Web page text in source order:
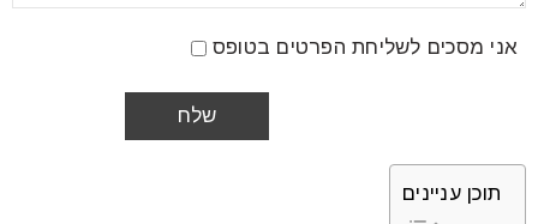
אני מסכים לשליחת הפרטים בטופס
תוכן עניינים